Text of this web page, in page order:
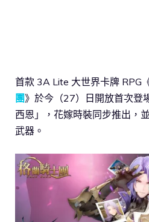
首款 3A Lite 大世界卡牌 RPG
團》於今（27）日開放首次登
西恩」，花嫁時裝同步推出，
武器。